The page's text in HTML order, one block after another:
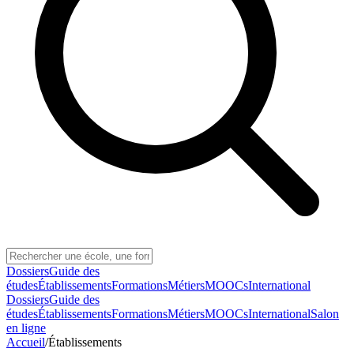
DossiersGuide des
étudesÉtablissementsFormationsMétiersMOOCsInternational
DossiersGuide des
étudesÉtablissementsFormationsMétiersMOOCsInternationalSalon
en ligne
Accueil/Établissements